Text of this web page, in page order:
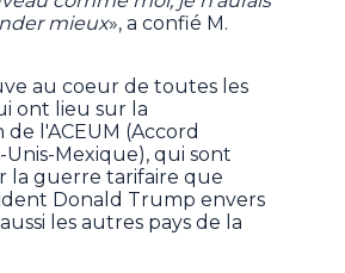
mieux», a confié M.
au coeur de toutes les
ont lieu sur la
l'ACEUM (Accord
Unis-Mexique), qui sont
la guerre tarifaire que
Donald Trump envers
les autres pays de la